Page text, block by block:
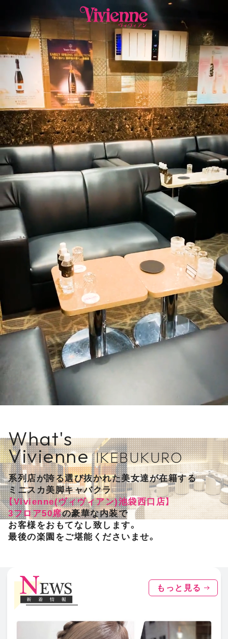
What's
VivienneIKEBUKURO
系列店が誇る選び抜かれた美女達が在籍する
ミニスカ美脚キャバクラ
【Vivienne(ヴィヴィアン)池袋西口店】
3フロア50席の豪華な内装で
お客様をおもてなし致します。
最後の楽園をご堪能くださいませ。
もっと見る